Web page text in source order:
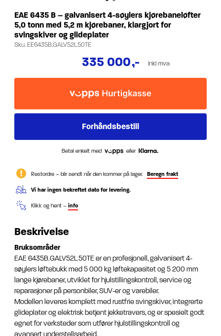
EAE 6435 B – galvanisert 4-søylers kjørebaneløfter
5,0 tonn med 5,2 m kjørebaner, klargjort for
svingskiver og glideplater
Sku.EE6435B.GALV52L.50TE
335 000,- inkl mva
Betal enkelt med eller
Restordre – blir sendt når den kommer på lager. Beregn frakt
Vi har ingen bekreftet dato for levering.
Klikk og hent – info
Beskrivelse
Bruksområder
EAE 6435B.GALV52L.50TE er en profesjonell, galvanisert 4-
søylers løftebukk med 5 000 kg løftekapasitet og 5 200 mm
lange kjørebaner, utviklet for hjulstillingskontroll, service og
reparasjoner på personbiler, SUV-er og varebiler.
Modellen leveres komplett med rustfrie svingskiver, integrerte
glideplater og elektrisk betjent jekketravers, og er spesielt godt
egnet for verksteder som utfører hjulstillingskontroll og